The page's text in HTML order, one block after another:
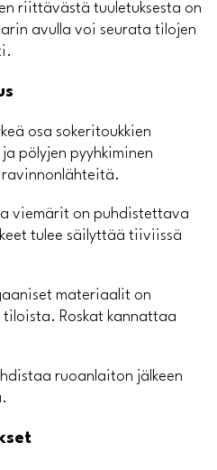
riittävästä tuuletuksesta on
avulla voi seurata tilojen
osa sokeritoukkien
pölyjen pyyhkiminen
viemärit on puhdistettava
tulee säilyttää tiiviissä
materiaalit on
Roskat kannattaa
ruoanlaiton jälkeen